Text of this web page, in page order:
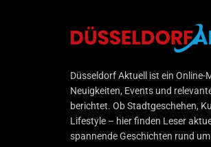
Düsseldorf
Düsseldorf Aktuell ist ein Online-
Neuigkeiten, Events und
berichtet. Ob Stadtgeschehen,
Lifestyle – hier finden Leser
spannende Geschichten rund